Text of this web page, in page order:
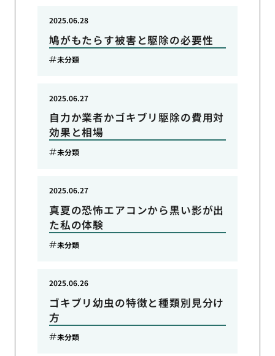
鳩がもたらす被害と駆除の必要性
2025.06.28
未分類
自力か業者かゴキブリ駆除の費用対
効果と相場
2025.06.27
未分類
真夏の恐怖エアコンから黒い影が出
た私の体験
2025.06.27
未分類
ゴキブリ幼虫の特徴と種類別見分け
方
2025.06.26
未分類